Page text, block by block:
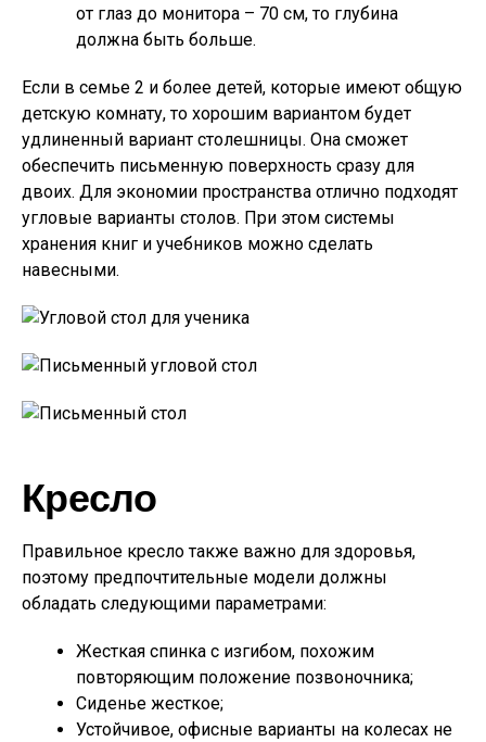
от глаз до монитора – 70 см, то глубина
должна быть больше.
Если в семье 2 и более детей, которые имеют общую
детскую комнату, то хорошим вариантом будет
удлиненный вариант столешницы. Она сможет
обеспечить письменную поверхность сразу для
двоих. Для экономии пространства отлично подходят
угловые варианты столов. При этом системы
хранения книг и учебников можно сделать
навесными.
Кресло
Правильное кресло также важно для здоровья,
поэтому предпочтительные модели должны
обладать следующими параметрами:
Жесткая спинка с изгибом, похожим
повторяющим положение позвоночника;
Сиденье жесткое;
Устойчивое, офисные варианты на колесах не